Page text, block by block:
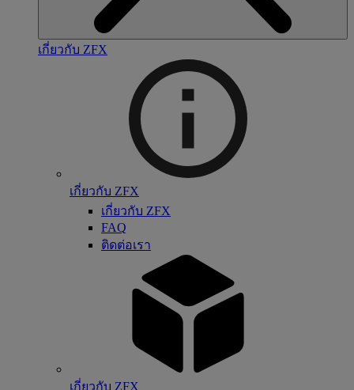
เกี่ยวกับ ZFX
เกี่ยวกับ ZFX
เกี่ยวกับ ZFX
FAQ
ติดต่อเรา
เกี่ยวกับ ZFX